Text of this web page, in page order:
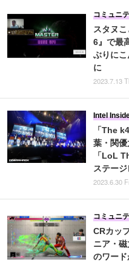
スタヌ
6』で最
ぶりに
に
コミュニ
2023.7.13
「The
葉・関
「LoL
ステー
Intel
2023.6.30
CRカッ
ニア・
のワー
コミュニ